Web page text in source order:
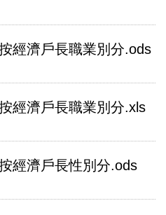
經濟戶長職業別分.ods
經濟戶長職業別分.xls
經濟戶長性別分.ods